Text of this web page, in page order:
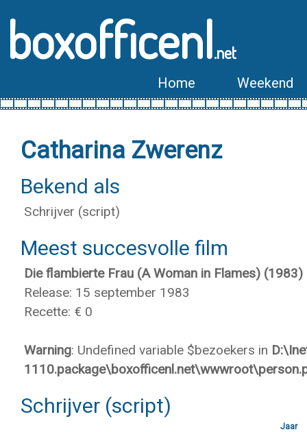
boxofficenl.net
Home Weekend
Catharina Zwerenz
Bekend als
Schrijver (script)
Meest succesvolle film
Die flambierte Frau (A Woman in Flames) (1983)
Release: 15 september 1983
Recette: € 0
Warning: Undefined variable $bezoekers in
Schrijver (script)
Jaar